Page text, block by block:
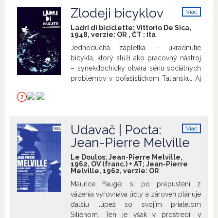
Znovuzrodenie M. R. Štefánika
Vladimír Mináč 1990 (15´) Monotematické
číslo filmového žurnálu k 71. výročiu
židovskom komunistovi prichádza
jedného dňa na spoveď. Snaží sa
vyprovokovať kňaza kritikou katolicizmu,
ten s ňou však zapradie intelektuálnu
konverzáciu o náboženstve. Začnú sa
spolu pravidelne stretávať mimo rámca
spovede a rozvíja sa medzi nimi zvláštny
Viac
Zlodeji bicyklov
Ladri di biciclette; Vittorio De Sica,
1948, verzie: OR , ČT : ita
Jednoduchá zápletka – ukradnutie
bicykla, ktorý slúži ako pracovný nástroj
– synekdochicky otvára sériu sociálnych
problémov v pofašistickom Taliansku. Aj
spoločenský problém zachovania
ľudskej dôstojnosti na pokraji udržania
nastoleného režisérom Vittoriom De
Sicom a umelecko teoretickým otcom
neorealistického hnutia, scenáristom
Cesarem Zavattinim, ktorý ukotvoval
neorealizmus na humanistických
základoch. + prednáška:
Archivácia
Viac
Udavač | Pocta:
Jean-Pierre Melville
Le Doulos; Jean-Pierre Melville,
1962, OV (franc.) + AT; Jean-Pierre
Melville, 1962, verzie: OR
Maurice Faugel si po prepustení z
väzenia vyrovnáva účty a zároveň plánuje
ďalšiu lúpež so svojím priateľom
Silienom. Ten je však v prostredí, v